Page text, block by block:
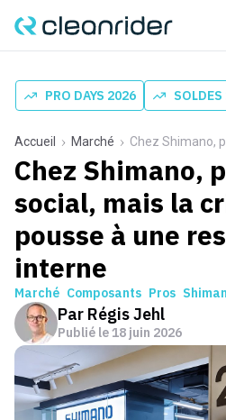
PRO DAYS 2026
Accueil Marché Chez Shimano, pas de plan
Chez Shimano,
social, mais la
pousse à une
interne
Marché Composants Pros
Par Régis Jehl
Publié le18 juin 2026